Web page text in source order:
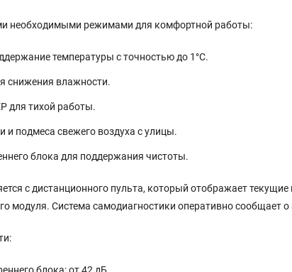
необходимыми режимами для комфортной работы:
температуры с точностью до 1°C.
снижения влажности.
для тихой работы.
и подмеса свежего воздуха с улицы.
блока для поддержания чистоты.
с дистанционного пульта, который отображает
модуля. Система самодиагностики оперативно сообщает о